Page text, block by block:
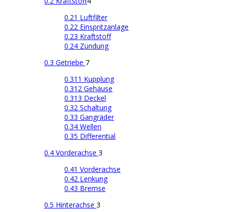
0.21 Luftfilter
0.22 Einspritzanlage
0.23 Kraftstoff
0.24 Zündung
0.3 Getriebe 7
0.311 Kupplung
0.312 Gehäuse
0.313 Deckel
0.32 Schaltung
0.33 Gangräder
0.34 Wellen
0.35 Differential
0.4 Vorderachse 3
0.41 Vorderachse
0.42 Lenkung
0.43 Bremse
0.5 Hinterachse 3